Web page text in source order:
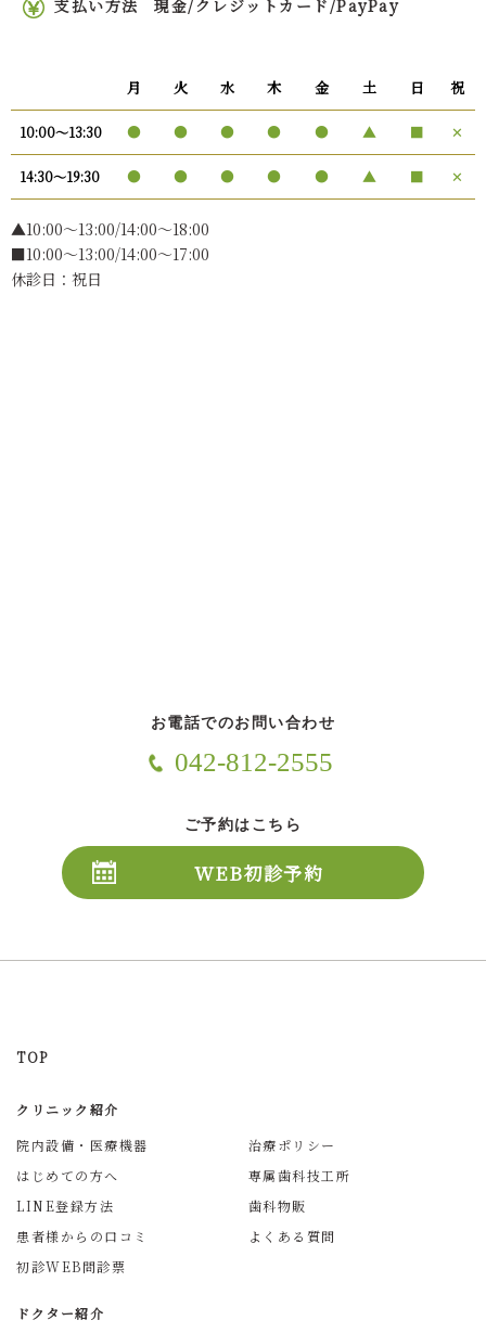
支払い方法 現金/クレジットカード/PayPay
月 火 水 木 金 土 日 祝
10:00〜13:30 ● ● ● ● ● ▲ ■ ✕
14:30〜19:30 ● ● ● ● ● ▲ ■ ✕
▲10:00〜13:00/14:00～18:00
■10:00～13:00/14:00～17:00
休診日：祝日
お電話でのお問い合わせ
042-812-2555
ご予約はこちら
WEB初診予約
TOP
クリニック紹介
院内設備・医療機器
治療ポリシー
はじめての方へ
専属歯科技工所
LINE登録方法
歯科物販
患者様からの口コミ
よくある質問
初診WEB問診票
ドクター紹介